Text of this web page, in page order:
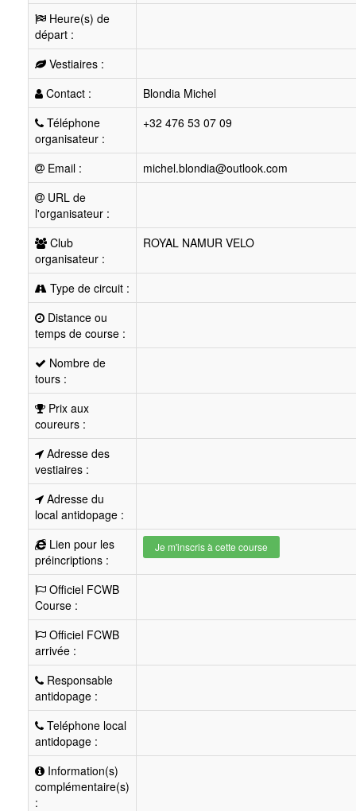
Heure(s) de
départ :
Vestiaires :
Contact :
Blondia Michel
Téléphone
organisateur :
+32 476 53 07 09
Email :
michel.blondia@outlook.com
URL de
l'organisateur :
Club
organisateur :
ROYAL NAMUR VELO
Type de circuit :
Distance ou
temps de course :
Nombre de
tours :
Prix aux
coureurs :
Adresse des
vestiaires :
Adresse du
local antidopage :
Lien pour les
préincriptions :
Je m'inscris à cette course
Officiel FCWB
Course :
Officiel FCWB
arrivée :
Responsable
antidopage :
Teléphone local
antidopage :
Information(s)
complémentaire(s)
: